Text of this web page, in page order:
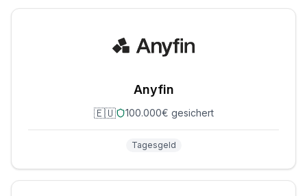
Anyfin
🇪🇺 100.000€ gesichert
Tagesgeld